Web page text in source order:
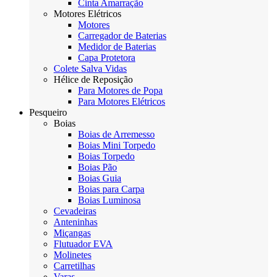
Cinta Amarração
Motores Elétricos
Motores
Carregador de Baterias
Medidor de Baterias
Capa Protetora
Colete Salva Vidas
Hélice de Reposição
Para Motores de Popa
Para Motores Elétricos
Pesqueiro
Boias
Boias de Arremesso
Boias Mini Torpedo
Boias Torpedo
Boias Pão
Boias Guia
Boias para Carpa
Boias Luminosa
Cevadeiras
Anteninhas
Miçangas
Flutuador EVA
Molinetes
Carretilhas